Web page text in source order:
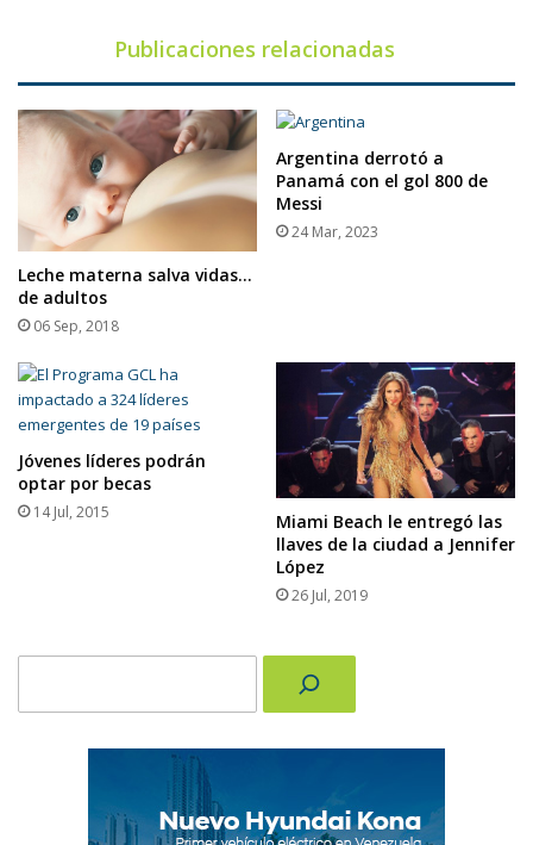
Publicaciones relacionadas
Leche materna salva vidas…
de adultos
06 Sep, 2018
Argentina derrotó a
Panamá con el gol 800 de
Messi
24 Mar, 2023
Jóvenes líderes podrán
optar por becas
14 Jul, 2015
Miami Beach le entregó las
llaves de la ciudad a Jennifer
López
26 Jul, 2019